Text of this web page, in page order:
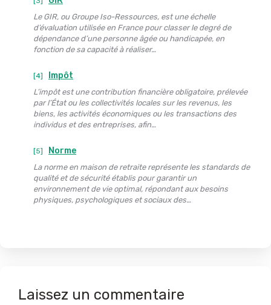
Le GIR, ou Groupe Iso-Ressources, est une échelle
d’évaluation utilisée en France pour classer le degré de
dépendance d’une personne âgée ou handicapée, en
fonction de sa capacité à réaliser…
[4] Impôt
L’impôt est une contribution financière obligatoire, prélevée
par l’État ou les collectivités locales sur les revenus, les
biens, les activités économiques ou les transactions des
individus et des entreprises, afin…
[5] Norme
La norme en maison de retraite représente les standards de
qualité et de sécurité établis pour garantir un
environnement de vie optimal, répondant aux besoins
physiques, psychologiques et sociaux des…
Laissez un commentaire